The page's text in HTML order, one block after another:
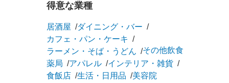
得意な業種
居酒屋
ダイニング・バー
カフェ・パン・ケーキ
ラーメン・そば・うどん
その他飲食
薬局
アパレル
インテリア・雑貨
食飯店
生活・日用品 美容院